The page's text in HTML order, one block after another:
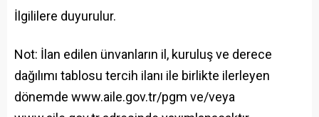
İlgililere duyurulur.
Not: İlan edilen ünvanların il, kuruluş ve derece
dağılımı tablosu tercih ilanı ile birlikte ilerleyen
dönemde www.aile.gov.tr/pgm ve/veya